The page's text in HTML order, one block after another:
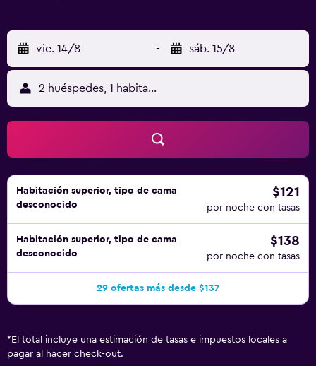
grande y cafetera y tetera. Los baños están equipados con
bañera o ducha, albornoces, zapatillas y bidé. Este hotel
en Al Khobar ofrece acceso a Internet wifi gratis. Entre las
comodidades especialmente pensadas para las personas
en viaje de negocios se incluyen escritorio, periódicos
gratuitos y teléfono. Las habitaciones también incluyen
botella de agua gratuita y tabla de planchar con plancha.
Es posible solicitar secador de pelo, cambio de toallas y
cambio de sábanas. Se ofrece servicio nocturno de
descubierta y servicio de limpieza todos los días. Los
servicios de ocio y esparcimiento en este hotel incluyen
una piscina cubierta, centro de bienestar y baño turco.
vie. 14/8 - sáb. 15/8
2 huéspedes, 1 habitación
Habitación superior, tipo de cama
desconocido
$121
por noche con tasas
Habitación superior, tipo de cama
desconocido
$138
por noche con tasas
29 ofertas más desde $137
* El total incluye una estimación de tasas e impuestos locales a
pagar al hacer check-out.